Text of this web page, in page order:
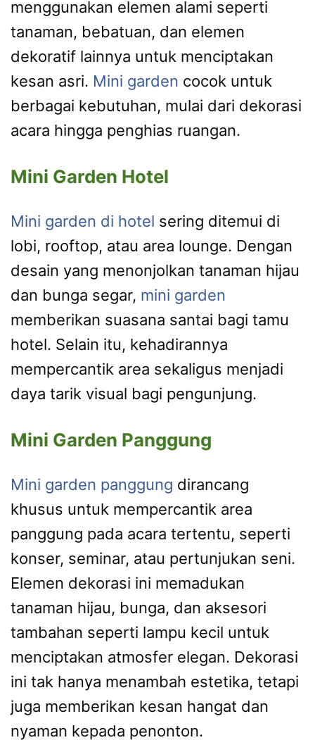
menggunakan elemen alami seperti
tanaman, bebatuan, dan elemen
dekoratif lainnya untuk menciptakan
kesan asri. Mini garden cocok untuk
berbagai kebutuhan, mulai dari dekorasi
acara hingga penghias ruangan.
Mini Garden Hotel
Mini garden di hotel sering ditemui di
lobi, rooftop, atau area lounge. Dengan
desain yang menonjolkan tanaman hijau
dan bunga segar, mini garden
memberikan suasana santai bagi tamu
hotel. Selain itu, kehadirannya
mempercantik area sekaligus menjadi
daya tarik visual bagi pengunjung.
Mini Garden Panggung
Mini garden panggung dirancang
khusus untuk mempercantik area
panggung pada acara tertentu, seperti
konser, seminar, atau pertunjukan seni.
Elemen dekorasi ini memadukan
tanaman hijau, bunga, dan aksesori
tambahan seperti lampu kecil untuk
menciptakan atmosfer elegan. Dekorasi
ini tak hanya menambah estetika, tetapi
juga memberikan kesan hangat dan
nyaman kepada penonton.